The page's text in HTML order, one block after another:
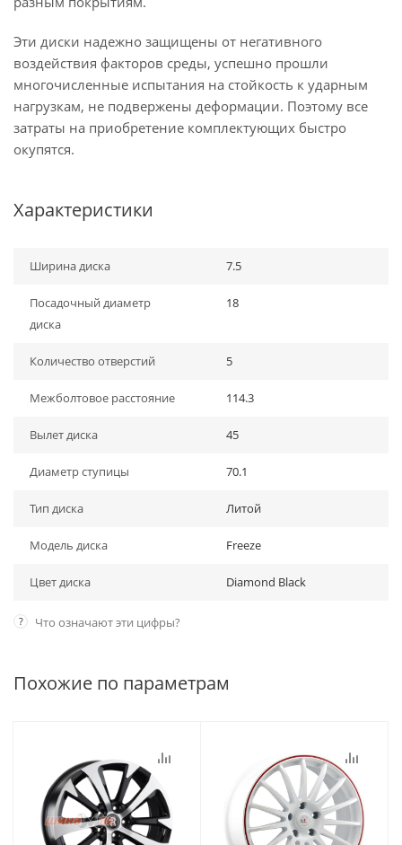
Эти диски надежно защищены от негативного
воздействия факторов среды, успешно прошли
многочисленные испытания на стойкость к ударным
нагрузкам, не подвержены деформации. Поэтому все
затраты на приобретение комплектующих быстро
окупятся.
Характеристики
Ширина диска 7.5
Посадочный диаметр
диска
18
Количество отверстий 5
Межболтовое расстояние 114.3
Вылет диска 45
Диаметр ступицы 70.1
Тип диска Литой
Модель диска Freeze
Цвет диска Diamond Black
? Что означают эти цифры?
Похожие по параметрам